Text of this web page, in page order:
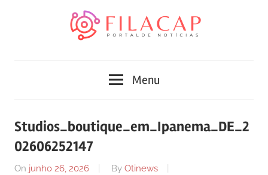
notícias
FilaCap
com
informações
relevantes.
Menu
Studios_boutique_em_Ipanema_DE_2
02606252147
On junho 26, 2026 By Otinews